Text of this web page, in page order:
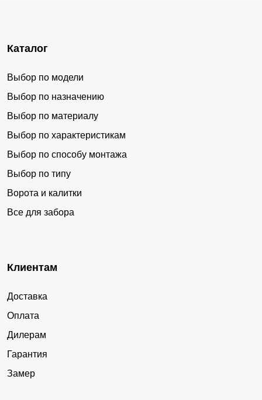
Каталог
Выбор по модели
Выбор по назначению
Выбор по материалу
Выбор по характеристикам
Выбор по способу монтажа
Выбор по типу
Ворота и калитки
Все для забора
Клиентам
Доставка
Оплата
Дилерам
Гарантия
Замер